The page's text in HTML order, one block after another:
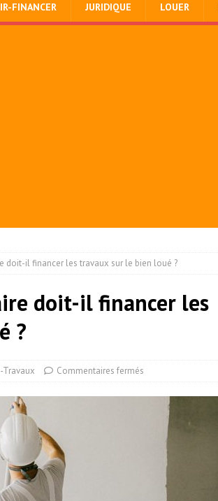
FINANCER JURIDIQUE LOUER
doit-il financer les travaux sur le bien loué ?
doit-il financer les
?
Travaux Commentaires fermés